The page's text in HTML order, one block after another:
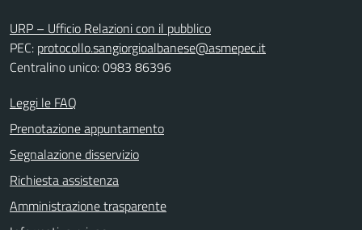
URP – Ufficio Relazioni con il pubblico
PEC: protocollo.sangiorgioalbanese@asmepec.it
Centralino unico: 0983 86396
Leggi le FAQ
Prenotazione appuntamento
Segnalazione disservizio
Richiesta assistenza
Amministrazione trasparente